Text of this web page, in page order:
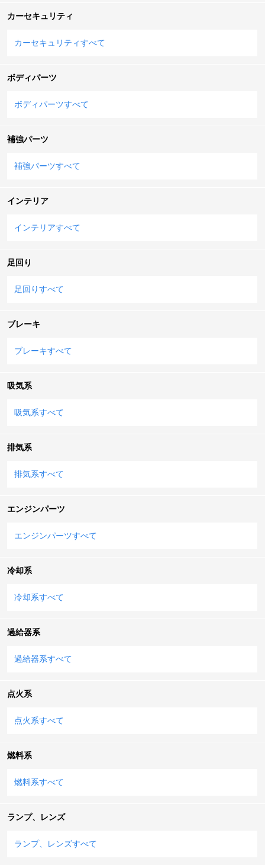
カーセキュリティ
カーセキュリティすべて
ボディパーツ
ボディパーツすべて
補強パーツ
補強パーツすべて
インテリア
インテリアすべて
足回り
足回りすべて
ブレーキ
ブレーキすべて
吸気系
吸気系すべて
排気系
排気系すべて
エンジンパーツ
エンジンパーツすべて
冷却系
冷却系すべて
過給器系
過給器系すべて
点火系
点火系すべて
燃料系
燃料系すべて
ランプ、レンズ
ランプ、レンズすべて